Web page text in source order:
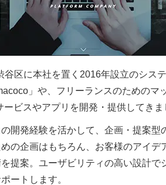
区に本社を置く2016年設立のシス
」や、フリーランスのためのマ
ビスやアプリを開発・提供してきま
開発経験を活かして、企画・提案型
の企画はもちろん、お客様のアイデ
提案。ユーザビリティの高い設計で
ートします。